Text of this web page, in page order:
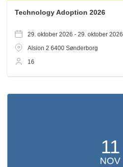
Technology Adoption 2026
29. oktober 2026 - 29. oktober 2026
Alsion 2 6400 Sønderborg
16
11
NOV